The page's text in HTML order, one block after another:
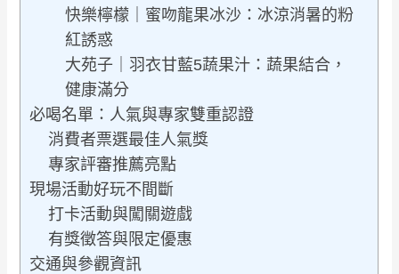
快樂檸檬｜蜜吻龍果冰沙：冰涼消暑的粉
紅誘惑
大苑子｜羽衣甘藍5蔬果汁：蔬果結合，
健康滿分
必喝名單：人氣與專家雙重認證
消費者票選最佳人氣獎
專家評審推薦亮點
現場活動好玩不間斷
打卡活動與闖關遊戲
有獎徵答與限定優惠
交通與參觀資訊